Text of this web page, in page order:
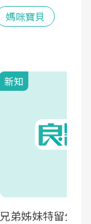
媽咪寶貝
新知
兄弟姊妹特留分確